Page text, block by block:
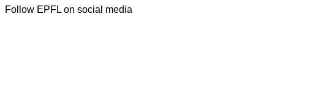
Follow EPFL on social media